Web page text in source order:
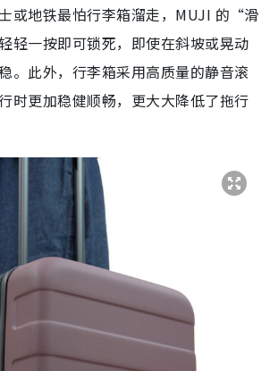
或地铁最怕行李箱溜走，MUJI 的“滑
轻一按即可锁死，即使在斜坡或晃动
。此外，行李箱采用高质量的静音滚
时更加稳健顺畅，更大大降低了拖行